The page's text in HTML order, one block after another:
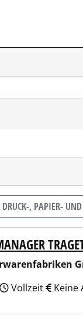
DRUCK-, PAPIER-
Vollzeit Keine